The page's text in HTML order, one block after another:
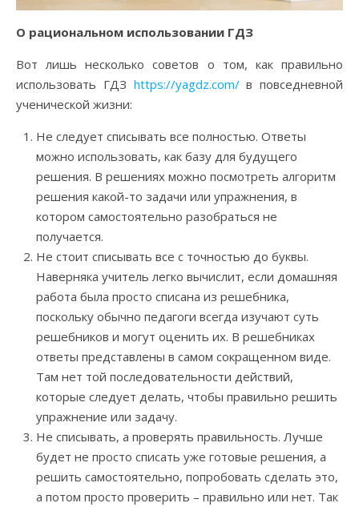
О рациональном использовании ГДЗ
Вот лишь несколько советов о том, как правильно
использовать ГДЗ https://yagdz.com/в повседневной
ученической жизни:
Не следует списывать все полностью. Ответы
можно использовать, как базу для будущего
решения. В решениях можно посмотреть алгоритм
решения какой-то задачи или упражнения, в
котором самостоятельно разобраться не
получается.
Не стоит списывать все с точностью до буквы.
Наверняка учитель легко вычислит, если домашняя
работа была просто списана из решебника,
поскольку обычно педагоги всегда изучают суть
решебников и могут оценить их. В решебниках
ответы представлены в самом сокращенном виде.
Там нет той последовательности действий,
которые следует делать, чтобы правильно решить
упражнение или задачу.
Не списывать, а проверять правильность. Лучше
будет не просто списать уже готовые решения, а
решить самостоятельно, попробовать сделать это,
а потом просто проверить – правильно или нет. Так